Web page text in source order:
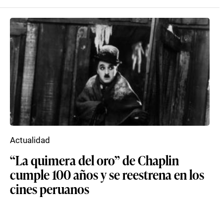
“La quimera del oro” de Chaplin
cumple 100 años y se reestrena en los
cines peruanos
Actualidad